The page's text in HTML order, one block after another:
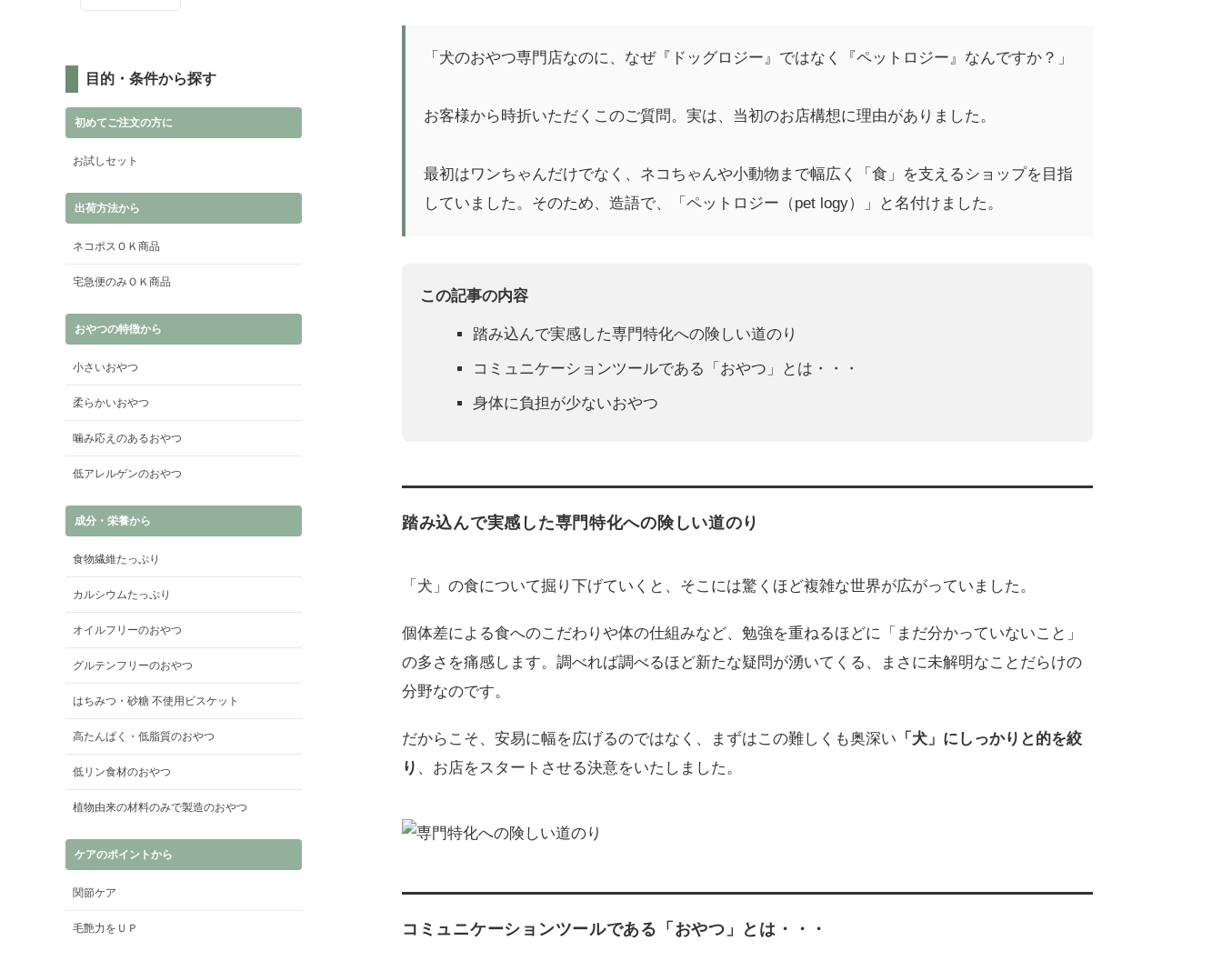
「犬のおやつ専門店なのに、なぜ『ドッグロジー』ではなく『ペットロジー』なんですか？」
お客様から時折いただくこのご質問。実は、当初のお店構想に理由がありました。
最初はワンちゃんだけでなく、ネコちゃんや小動物まで幅広く「食」を支えるショップを目指
していました。そのため、造語で、
「ペットロジー（pet logy）」 と名付けました。
この記事の内容
踏み込んで実感した専門特化への険しい道のり
コミュニケーションツールである「おやつ」とは・・・
身体に負担が少ないおやつ
踏み込んで実感した専門特化への険しい道のり
「犬」の食について掘り下げていくと、そこには驚くほど複雑な世界が広がっていました。
個体差による食へのこだわりや体の仕組みなど、勉強を重ねるほどに「まだ分かっていないこと」
の多さを痛感します。調べれば調べるほど新たな疑問が湧いてくる、まさに未解明なことだらけの
分野なのです。
だからこそ、安易に幅を広げるのではなく、まずはこの難しくも奥深い 「犬」にしっかりと的を絞
り 、お店をスタートさせる決意をいたしました。
コミュニケーションツールである「おやつ」とは・・・
目的・条件から探す
初めてご注文の方に
お試しセット
出荷方法から
ネコポスＯＫ商品
宅急便のみＯＫ商品
おやつの特徴から
小さいおやつ
柔らかいおやつ
噛み応えのあるおやつ
低アレルゲンのおやつ
成分・栄養から
食物繊維たっぷり
カルシウムたっぷり
オイルフリーのおやつ
グルテンフリーのおやつ
はちみつ・砂糖 不使用ビスケット
高たんぱく・低脂質のおやつ
低リン食材のおやつ
植物由来の材料のみで製造のおやつ
ケアのポイントから
関節ケア
毛艶力をＵＰ